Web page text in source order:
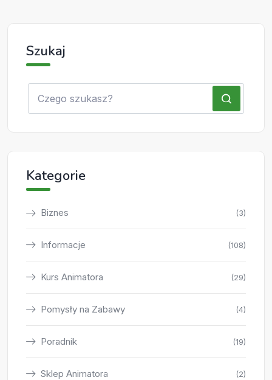
Szukaj
Kategorie
Biznes (3)
Informacje (108)
Kurs Animatora (29)
Pomysły na Zabawy (4)
Poradnik (19)
Sklep Animatora (2)